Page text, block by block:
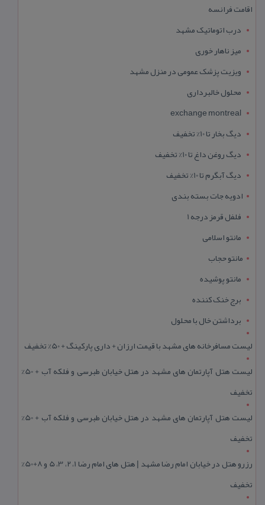
اقامت فرانسه
درب اتوماتیک مشهد
میز ناهار خوری
ویزیت پزشک عمومی در منزل مشهد
محلول خالبرداری
exchange montreal
دیگ بخار تا 10% تخفیف
دیگ روغن داغ تا 10% تخفیف
دیگ آبگرم تا 10% تخفیف
ادویه جات بسته بندی
فلفل قرمز درجه 1
مانتو اسلامی
مانتو حجاب
مانتو پوشیده
برج خنک کننده
برداشتن خال با محلول
لیست مسافرخانه های مشهد با قیمت ارزان + داری پارکینگ + 50% تخفیف
لیست هتل آپارتمان های مشهد در هتل خیابان طبرسی و فلکه آب + 50%
تخفیف
لیست هتل آپارتمان های مشهد در هتل خیابان طبرسی و فلکه آب + 50%
تخفیف
رزرو هتل در خیابان امام رضا مشهد | هتل‌ های امام رضا 1، 2، 3، 5 و 8+50%
تخفیف